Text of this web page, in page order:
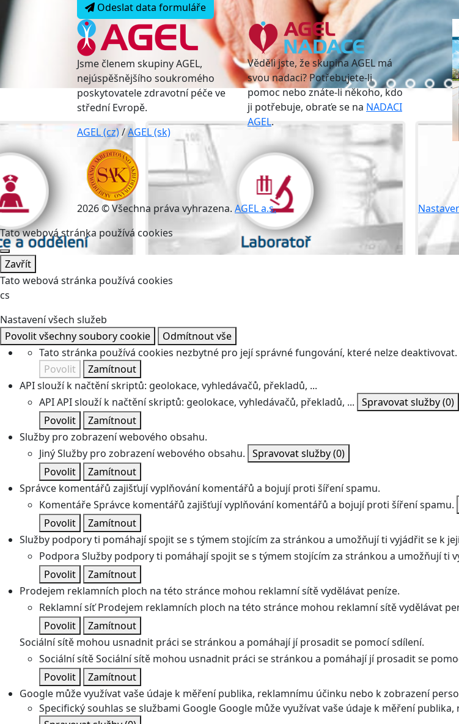
Odeslat data formuláře
Jsme členem skupiny AGEL,
nejúspěšnějšího soukromého
poskytovatele zdravotní péče ve
střední Evropě.
AGEL (cz)/AGEL (sk)
Věděli jste, že skupina AGEL má
svou nadaci? Potřebujete-li
pomoc nebo znáte-li někoho, kdo
ji potřebuje, obraťe se na NADACI
AGEL.
2026 © Všechna práva vyhrazena. AGEL a.s.
Tato webová stránka používá cookies
Zavřít
Tato webová stránka používá cookies
cs
Nastavení všech služeb
Povolit všechny soubory cookie
Odmítnout vše
Tato stránka používá cookies nezbytné pro její správné fungování, které nelze deaktivovat.
Povolit
Zamítnout
API slouží k načtění skriptů: geolokace, vyhledávačů, překladů, ...
APIAPI slouží k načtění skriptů: geolokace, vyhledávačů, překladů, ... Spravovat služby(0)
Povolit
Zamítnout
Služby pro zobrazení webového obsahu.
JinýSlužby pro zobrazení webového obsahu. Spravovat služby(0)
Povolit
Zamítnout
Správce komentářů zajišťují vyplňování komentářů a bojují proti šíření spamu.
KomentářeSprávce komentářů zajišťují vyplňování komentářů a bojují proti šíření spamu.
Povolit
Zamítnout
Služby podpory ti pomáhají spojit se s týmem stojícím za stránkou a umožňují ti vyjádřit se k
Podpora Služby podpory ti pomáhají spojit se s týmem stojícím za stránkou a umožňují ti
Povolit
Zamítnout
Prodejem reklamních ploch na této stránce mohou reklamní sítě vydělávat peníze.
Reklamní síť Prodejem reklamních ploch na této stránce mohou reklamní sítě vydělávat
Povolit
Zamítnout
Sociální sítě mohou usnadnit práci se stránkou a pomáhají jí prosadit se pomocí sdílení.
Sociální sítěSociální sítě mohou usnadnit práci se stránkou a pomáhají jí prosadit se
Povolit
Zamítnout
Google může využívat vaše údaje k měření publika, reklamnímu účinku nebo k zobrazení
Specifický souhlas se službami Google Google může využívat vaše údaje k měření